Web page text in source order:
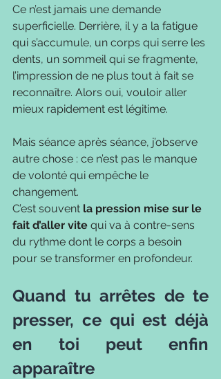
Ce n’est jamais une demande
superficielle. Derrière, il y a la fatigue
qui s’accumule, un corps qui serre les
dents, un sommeil qui se fragmente,
l’impression de ne plus tout à fait se
reconnaître. Alors oui, vouloir aller
mieux rapidement est légitime.
Mais séance après séance, j’observe
autre chose : ce n’est pas le manque
de volonté qui empêche le
changement.
C’est souvent la pression mise sur le
fait d’aller vite qui va à contre-sens
du rythme dont le corps a besoin
pour se transformer en profondeur.
Quand tu arrêtes de te
presser, ce qui est déjà
en toi peut enfin
apparaître